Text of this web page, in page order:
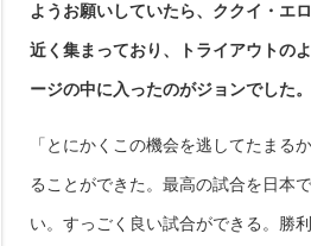
ようお願いしていたら、ククイ・エ
近く集まっており、トライアウトの
ージの中に入ったのがジョンでした。
「とにかくこの機会を逃してたまる
ることができた。最高の試合を日本
い。すっごく良い試合ができる。勝